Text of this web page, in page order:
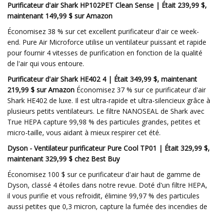
Purificateur d'air Shark HP102PET Clean Sense | Était 239,99 $,
maintenant 149,99 $ sur Amazon
Économisez 38 % sur cet excellent purificateur d'air ce week-
end. Pure Air Microforce utilise un ventilateur puissant et rapide
pour fournir 4 vitesses de purification en fonction de la qualité
de l'air qui vous entoure.
Purificateur d'air Shark HE402 4 | Était 349,99 $, maintenant
219,99 $ sur Amazon Économisez 37 % sur ce purificateur d'air
Shark HE402 de luxe. Il est ultra-rapide et ultra-silencieux grâce à
plusieurs petits ventilateurs. Le filtre NANOSEAL de Shark avec
True HEPA capture 99,98 % des particules grandes, petites et
micro-taille, vous aidant à mieux respirer cet été.
Dyson - Ventilateur purificateur Pure Cool TP01 | Était 329,99 $,
maintenant 329,99 $ chez Best Buy
Économisez 100 $ sur ce purificateur d'air haut de gamme de
Dyson, classé 4 étoiles dans notre revue. Doté d'un filtre HEPA,
il vous purifie et vous refroidit, élimine 99,97 % des particules
aussi petites que 0,3 micron, capture la fumée des incendies de